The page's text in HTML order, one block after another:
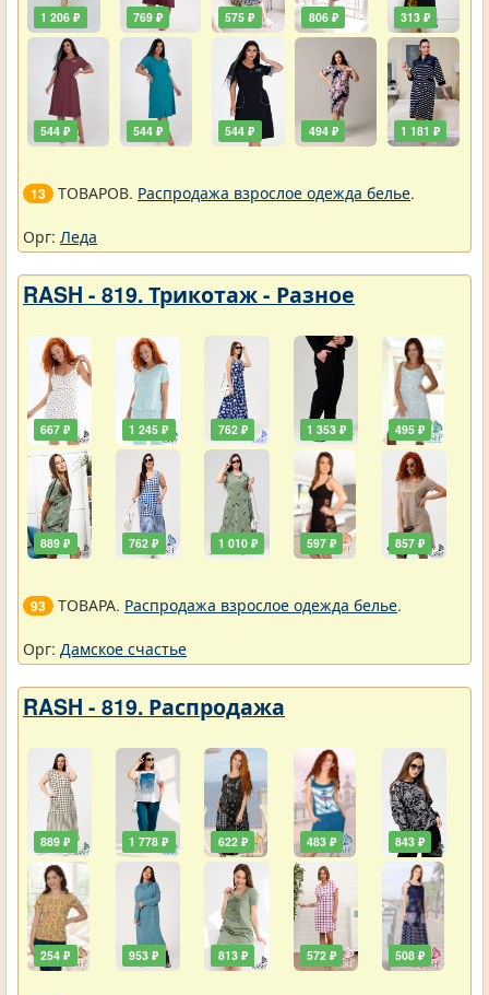
1 206 ₽
544 ₽
769 ₽
544 ₽
575 ₽
544 ₽
806 ₽
494 ₽
313 ₽
1 181 ₽
13 ТОВАРОВ. Распродажа взрослое одежда белье.
Орг: Леда
RASH - 819. Трикотаж - Разное
667 ₽
889 ₽
1 245 ₽
762 ₽
762 ₽
1 010 ₽
1 353 ₽
597 ₽
495 ₽
857 ₽
93 ТОВАРА. Распродажа взрослое одежда белье.
Орг: Дамское счастье
RASH - 819. Распродажа
889 ₽
254 ₽
1 778 ₽
953 ₽
622 ₽
813 ₽
483 ₽
572 ₽
843 ₽
508 ₽